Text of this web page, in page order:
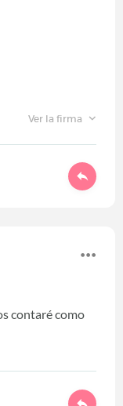
Ver la firma
contaré como